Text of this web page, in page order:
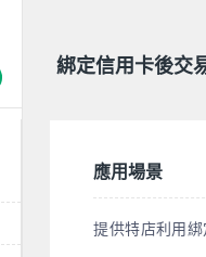
綁定信用卡後交
應用場景
提供特店利用